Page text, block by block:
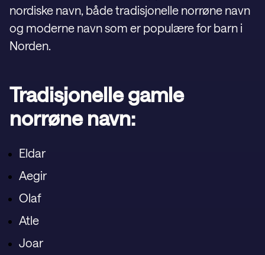
nordiske navn, både tradisjonelle norrøne navn
og moderne navn som er populære for barn i
Norden.
Tradisjonelle gamle
norrøne navn:
Eldar
Aegir
Olaf
Atle
Joar